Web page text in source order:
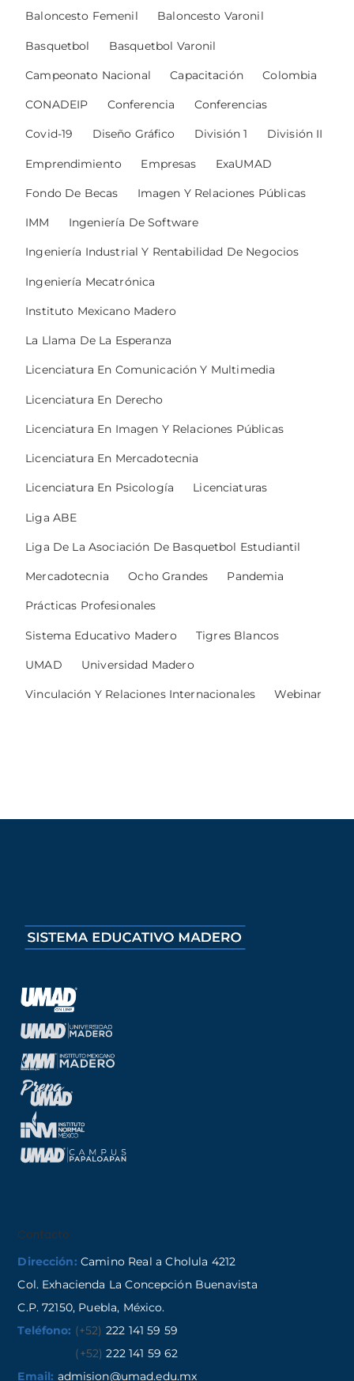
Baloncesto Femenil Baloncesto Varonil
Basquetbol Basquetbol Varonil
Campeonato Nacional Capacitación Colombia
CONADEIP Conferencia Conferencias
Covid-19 Diseño Gráfico División 1 División II
Emprendimiento Empresas ExaUMAD
Fondo De Becas Imagen Y Relaciones Públicas
IMM Ingeniería De Software
Ingeniería Industrial Y Rentabilidad De Negocios
Ingeniería Mecatrónica
Instituto Mexicano Madero
La Llama De La Esperanza
Licenciatura En Comunicación Y Multimedia
Licenciatura En Derecho
Licenciatura En Imagen Y Relaciones Públicas
Licenciatura En Mercadotecnia
Licenciatura En Psicología Licenciaturas
Liga ABE
Liga De La Asociación De Basquetbol Estudiantil
Mercadotecnia Ocho Grandes Pandemia
Prácticas Profesionales
Sistema Educativo Madero Tigres Blancos
UMAD Universidad Madero
Vinculación Y Relaciones Internacionales Webinar
Contacto
Dirección: Camino Real a Cholula 4212
Col. Exhacienda La Concepción Buenavista
C.P. 72150, Puebla, México.
Teléfono: (+52) 222 141 59 59
(+52) 222 141 59 62
Email: admision@umad.edu.mx